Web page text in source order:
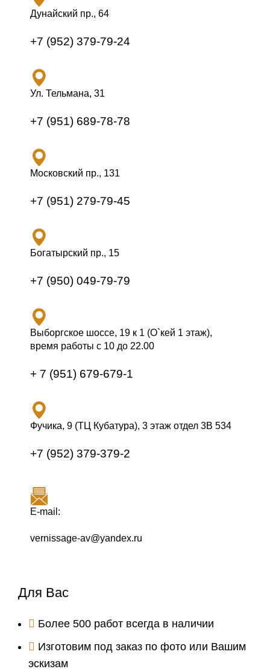
Дунайский пр., 64
+7 (952) 379-79-24
Ул. Тельмана, 31
+7 (951) 689-78-78
Московский пр., 131
+7 (951) 279-79-45
Богатырский пр., 15
+7 (950) 049-79-79
Выборгское шоссе, 19 к 1 (О`кей 1 этаж),
время работы с 10 до 22.00
+ 7 (951) 679-679-1
Фучика, 9 (ТЦ Кубатура), 3 этаж отдел 3В 534
+7 (952) 379-379-2
E-mail:
vernissage-av@yandex.ru
Для Вас
Более 500 работ всегда в наличии
Изготовим под заказ по фото или Вашим
эскизам